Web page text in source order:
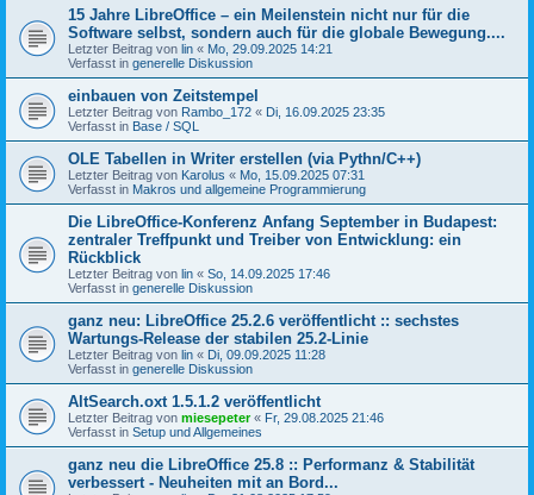
15 Jahre LibreOffice – ein Meilenstein nicht nur für die
Software selbst, sondern auch für die globale Bewegung....
Letzter Beitrag von lin « Mo, 29.09.2025 14:21
Verfasst in generelle Diskussion
einbauen von Zeitstempel
Letzter Beitrag von Rambo_172 « Di, 16.09.2025 23:35
Verfasst in Base / SQL
OLE Tabellen in Writer erstellen (via Pythn/C++)
Letzter Beitrag von Karolus « Mo, 15.09.2025 07:31
Verfasst in Makros und allgemeine Programmierung
Die LibreOffice-Konferenz Anfang September in Budapest:
zentraler Treffpunkt und Treiber von Entwicklung: ein
Rückblick
Letzter Beitrag von lin « So, 14.09.2025 17:46
Verfasst in generelle Diskussion
ganz neu: LibreOffice 25.2.6 veröffentlicht :: sechstes
Wartungs-Release der stabilen 25.2-Linie
Letzter Beitrag von lin « Di, 09.09.2025 11:28
Verfasst in generelle Diskussion
AltSearch.oxt 1.5.1.2 veröffentlicht
Letzter Beitrag von miesepeter« Fr, 29.08.2025 21:46
Verfasst in Setup und Allgemeines
ganz neu die LibreOffice 25.8 :: Performanz & Stabilität
verbessert - Neuheiten mit an Bord...